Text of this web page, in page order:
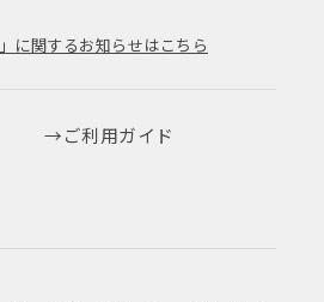
に関するお知らせはこちら
ご利用ガイド